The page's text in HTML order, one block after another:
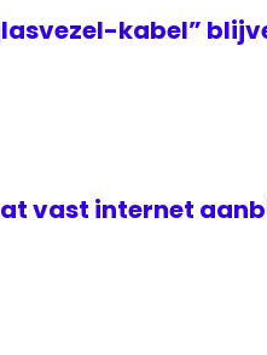
kabel”
vast internet